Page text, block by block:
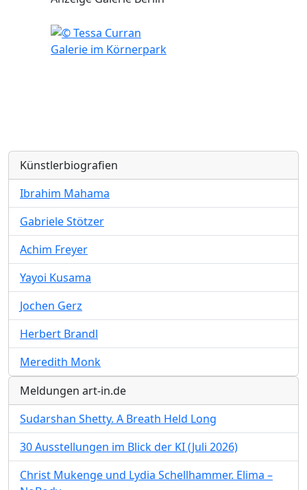
Galerie im Körnerpark
Künstlerbiografien
Ibrahim Mahama
Gabriele Stötzer
Achim Freyer
Yayoi Kusama
Jochen Gerz
Herbert Brandl
Meredith Monk
Meldungen art-in.de
Sudarshan Shetty. A Breath Held Long
30 Ausstellungen im Blick der KI (Juli 2026)
Christ Mukenge und Lydia Schellhammer. Elima –